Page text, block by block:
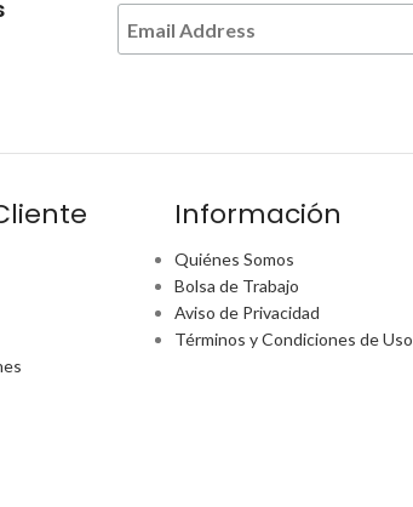
Información
Quiénes Somos
Bolsa de Trabajo
Aviso de Privacidad
Términos y Condiciones de Uso